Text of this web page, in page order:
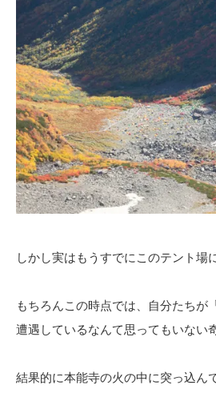
しかし実はもうすでにこのテント場
もちろんこの時点では、自分たちが
遭遇しているなんて思ってもいない
結果的に本能寺の火の中に突っ込ん